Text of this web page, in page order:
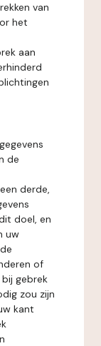
van
het
aan
de
derde,
doel, en
uw
of
gebrek
zou zijn
kant